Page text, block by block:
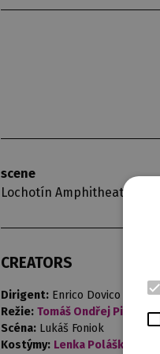
scene
Lochotín Amphitheatre
CREATORS
Dirigent: Enrico Dovico
Režie: Tomáš Ondřej Pilař
Scéna: Lukáš Foniok
Kostýmy: Lenka Polášková